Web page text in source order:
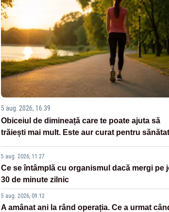
5 aug. 2026, 16:39
Obiceiul de dimineață care te poate ajuta să
trăiești mai mult. Este aur curat pentru
5 aug. 2026, 11:27
Ce se întâmplă cu organismul dacă mergi pe
30 de minute zilnic
5 aug. 2026, 09:12
A amânat ani la rând operația. Ce a urmat